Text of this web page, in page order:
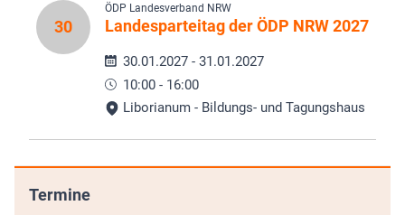
30
ÖDP Landesverband NRW
Landesparteitag der ÖDP NRW 2027
30.01.2027 - 31.01.2027
10:00 - 16:00
Liborianum - Bildungs- und Tagungshaus
Termine